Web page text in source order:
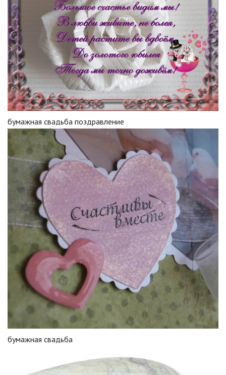
бумажная свадьба поздравление
бумажная свадьба